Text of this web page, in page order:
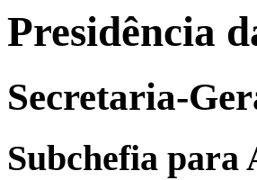
Presidência
Secretaria-
Subchefia para